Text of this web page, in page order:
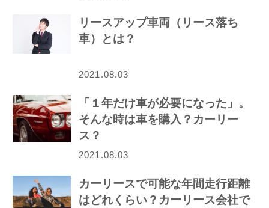
リースアップ車両（リース落ち
車）とは？
2021.08.03
「１年だけ車が必要になった」。
そんな時は車を購入？カーリー
ス？
2021.08.03
カーリースで可能な年間走行距離
はどれくらい？カーリース会社で